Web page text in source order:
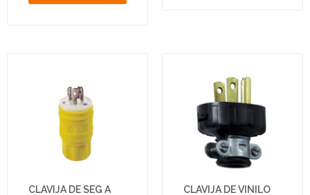
CLAVIJA DE SEG A CLAVIJA DE VINILO